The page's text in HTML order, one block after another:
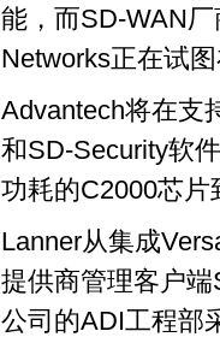
能，而SD-WAN
Networks正在试
Advantech将在支
和SD-Security软
功耗的C2000芯
Lanner从集成
提供商管理客户
公司的ADI工程部